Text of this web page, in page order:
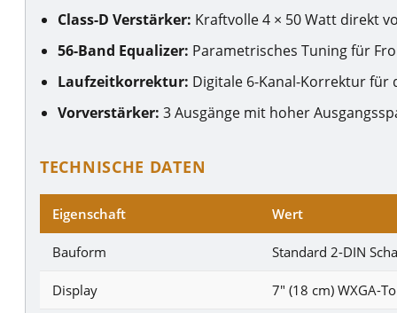
Class-D Verstärker: Kraftvolle 4 × 50 Watt direkt
56-Band Equalizer: Parametrisches Tuning für
Laufzeitkorrektur: Digitale 6-Kanal-Korrektur für
Vorverstärker: 3 Ausgänge mit hoher
TECHNISCHE DATEN
Eigenschaft Wert
Bauform Standard 2-DIN
Display 7″ (18 cm) WXGA-